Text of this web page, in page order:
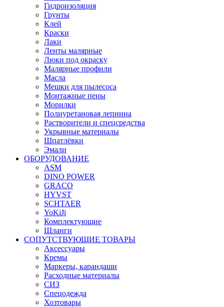
Гидроизоляция
Грунты
Клей
Краски
Лаки
Ленты малярные
Люки под окраску
Малярные профили
Масла
Мешки для пылесоса
Монтажные пены
Морилки
Полиуретановая лепнина
Растворители и спецсредства
Укрывные материалы
Шпатлёвки
Эмали
ОБОРУДОВАНИЕ
ASM
DINO POWER
GRACO
HYVST
SCHTAER
YoKiJi
Комплектующие
Шланги
СОПУТСТВУЮЩИЕ ТОВАРЫ
Аксессуары
Кремы
Маркеры, карандаши
Расходные материалы
СИЗ
Спецодежда
Хозтовары